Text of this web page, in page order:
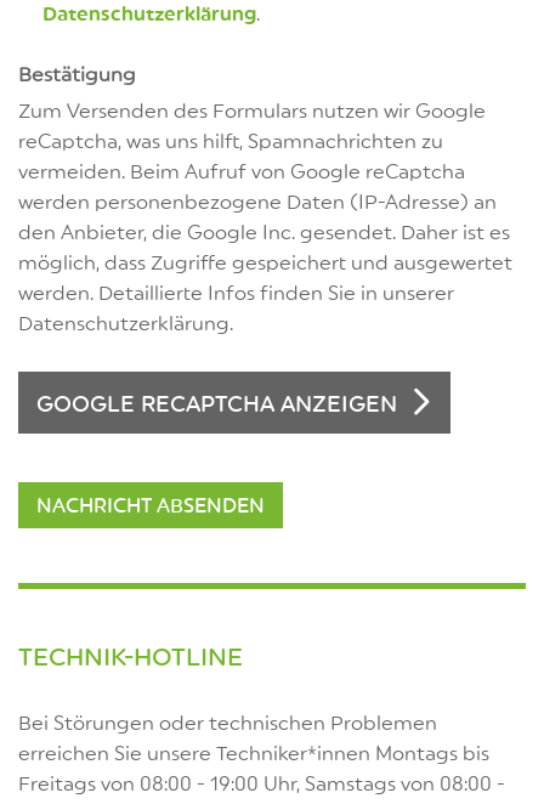
Datenschutzerklärung.
Bestätigung
Zum Versenden des Formulars nutzen wir Google
reCaptcha, was uns hilft, Spamnachrichten zu
vermeiden. Beim Aufruf von Google reCaptcha
werden personenbezogene Daten (IP-Adresse) an
den Anbieter, die Google Inc. gesendet. Daher ist es
möglich, dass Zugriffe gespeichert und ausgewertet
werden. Detaillierte Infos finden Sie in unserer
Datenschutzerklärung.
GOOGLE RECAPTCHA ANZEIGEN
TECHNIK-HOTLINE
Bei Störungen oder technischen Problemen
erreichen Sie unsere Techniker*innen Montags bis
Freitags von 08:00 - 19:00 Uhr, Samstags von 08:00 -